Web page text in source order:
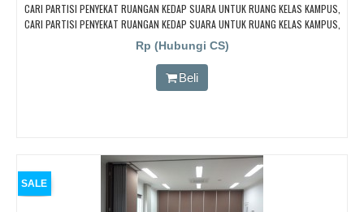
CARI PARTISI PENYEKAT RUANGAN KEDAP SUARA UNTUK RUANG KELAS KAMPUS,
CARI PARTISI PENYEKAT RUANGAN KEDAP SUARA UNTUK RUANG KELAS KAMPUS,
CARI PARTISI PENYEKAT RUANGAN KEDAP SUARA UNTUK RUANG KELAS KAMPUS,
CARI PARTISI PENYEKAT RUANGAN KEDAP SUARA UNTUK RUANG KELAS KAMPUS,
CARI PARTISI PENYEKAT RUANGAN KEDAP SUARA UNTUK RUANG KELAS KAMPUS
Rp (Hubungi CS)
Beli
SALE